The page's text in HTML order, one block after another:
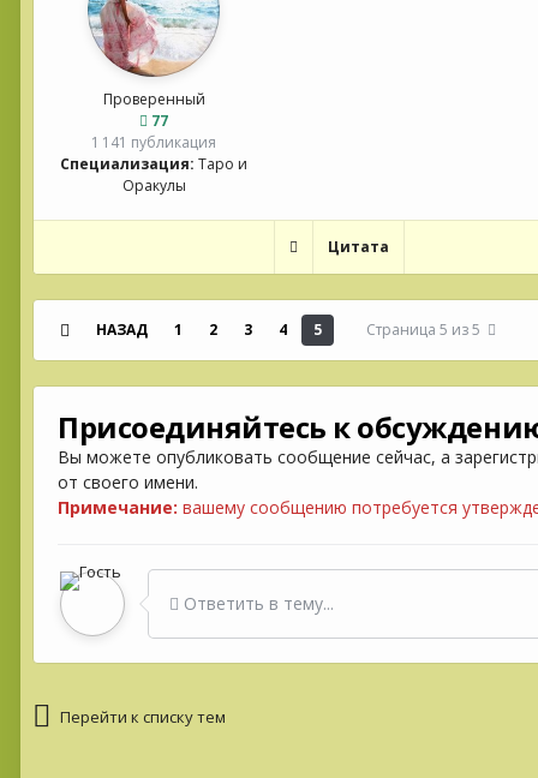
Проверенный
77
1 141 публикация
Специализация: Таро и
Оракулы
Цитата
НАЗАД 1 2 3 4 5 Страница 5 из 5
Присоединяйтесь к
Вы можете опубликовать сообщение сейчас, а
от своего имени.
Примечание: вашему сообщению потребуется
Ответить в тему...
Перейти к списку тем